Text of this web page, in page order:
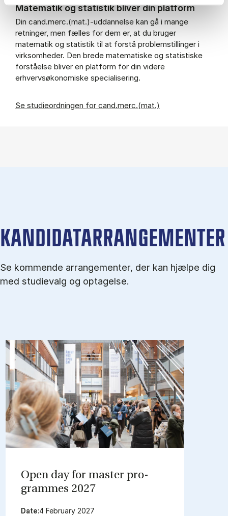
Matematik og statistik bliver din platform
Din cand.merc.(mat.)-uddannelse kan gå i mange
retninger, men fælles for dem er, at du bruger
matematik og statistik til at forstå problemstillinger i
virksomheder. Den brede matematiske og statistiske
forståelse bliver en platform for din videre
erhvervsøkonomiske specialisering.
Se studieordningen for cand.merc.(mat.)
KANDIDATARRANGEMENTER
Se kommende arrangementer, der kan hjælpe dig
med studievalg og optagelse.
Open day for mas­ter pro­
grammes 2027
Date:4 February 2027